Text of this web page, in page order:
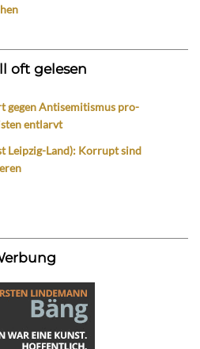
oft gelesen
gegen Antisemitismus pro-
entlarvt
Leipzig-Land): Korrupt sind